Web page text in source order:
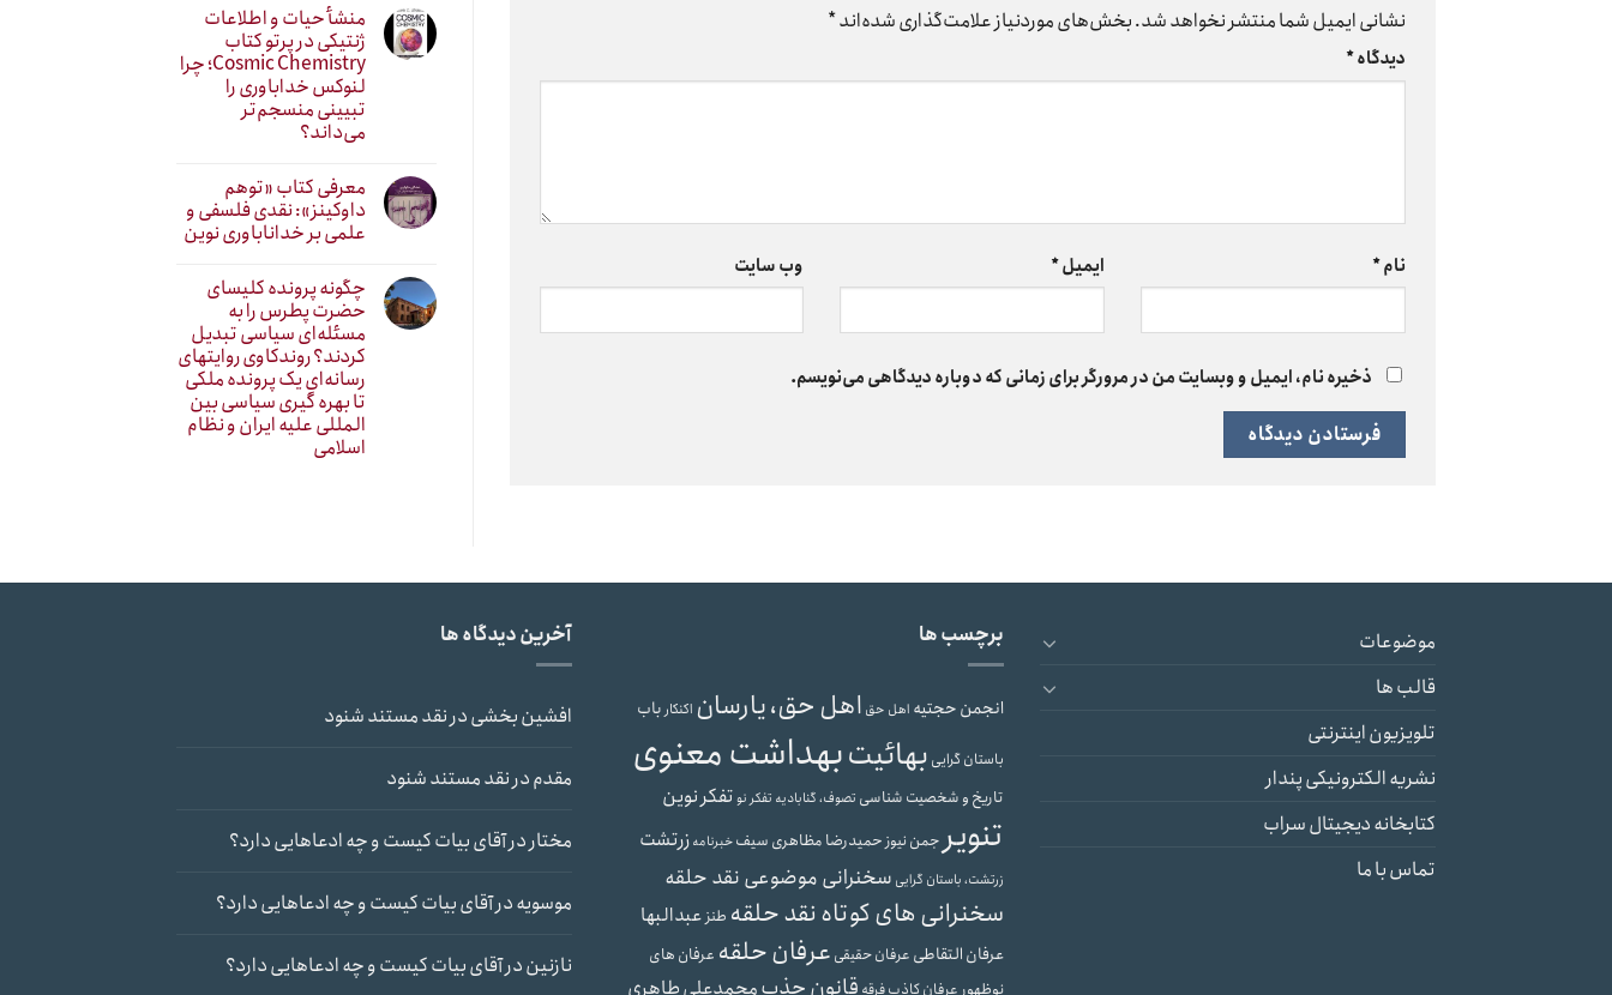
نشانی ایمیل شما منتشر نخواهد شد.بخش‌های موردنیاز علامت‌گذاری شده‌اند*
دیدگاه*
نام* ایمیل* وب‌ سایت
ذخیره نام، ایمیل و وبسایت من در مرورگر برای زمانی که دوباره دیدگاهی می‌نویسم.
منشأ حیات و اطلاعات
ژنتیکی در پرتو کتاب
Cosmic Chemistry؛ چرا
لنوکس خداباوری را
تبیینی منسجم‌تر
می‌داند؟
معرفی کتاب «توهم
داوکینز»: نقدی فلسفی و
علمی بر خداناباوری نوین
چگونه پرونده کلیسای
حضرت پطرس را به
مسئله‌ای سیاسی تبدیل
کردند؟ روندکاوی روایتهای
رسانه‌ایِ یک پرونده ملکی
تا بهره گیری سیاسی بین
المللی علیه ایران و نظام
اسلامی
موضوعات
قالب ها
تلویزیون اینترنتی
نشریه الکترونیکی پندار
کتابخانه دیجیتال سراب
تماس با ما
برچسب ها
انجمن حجتیه اهل حق اهل حق، یارسان اکنکارباب
باستان گرایی بهائیتبهداشت معنوی
تاریخ و شخصیت شناسی تصوف، گنابادیه تفکر نوتفکر نوین
تنویر جمن نیوز حمیدرضا مظاهری سیفخبرنامهزرتشت
زرتشت، باستان گرایی سخنرانی موضوعی نقد حلقه
سخنرانی های کوتاه نقد حلقه طنز عبدالبها
عرفان التقاطی عرفان حقیقی عرفان حلقه عرفان های
نوظهور عرفان کاذبفرقه قانون جذبمحمدعلی طاهری
آخرین دیدگاه ها
افشین بخشیدرنقد مستند شنود
مقدمدرنقد مستند شنود
مختاردرآقای بیات کیست و چه ادعاهایی دارد؟
موسویهدرآقای بیات کیست و چه ادعاهایی دارد؟
نازنیندرآقای بیات کیست و چه ادعاهایی دارد؟